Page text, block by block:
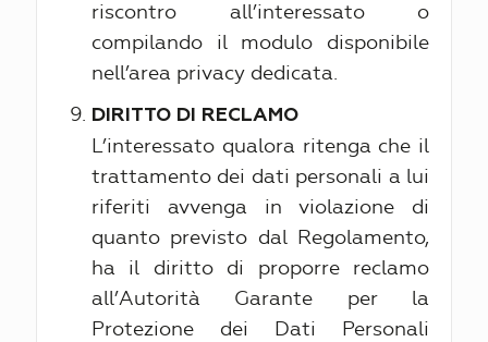
riscontro all’interessato o
compilando il modulo disponibile
nell’area privacy dedicata.
DIRITTO DI RECLAMO
L’interessato qualora ritenga che il
trattamento dei dati personali a lui
riferiti avvenga in violazione di
quanto previsto dal Regolamento,
ha il diritto di proporre reclamo
all’Autorità Garante per la
Protezione dei Dati Personali